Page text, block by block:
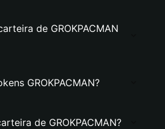
de GROKPACMAN
GROKPACMAN?
de GROKPACMAN?